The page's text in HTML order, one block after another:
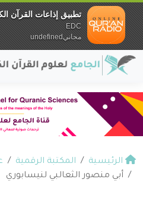
الرئيسية المكتبة الرقمية
أبي منصور الثعالبي لنيسابوري
تطبيق إذاعات القرآن
EDC
مجانيundefined